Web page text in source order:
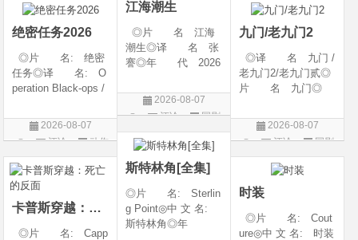
幻 / 悬疑◎语
言 英语◎上映日
江海潮生
◎片 名 江海
潮生◎译 名 张
謇◎年 代 2026
陆◎类 别 传记
/ 历史 / 古装◎语
上映日期 2026-07-
20(中国大陆)◎
2026-08-07
评论
国剧
爱情◎语 言 汉
语普通话◎上映日期
绝密任务2026
◎片 名: 绝密
任务◎译 名: O
peration Black-ops /
&amp;middot;绝密任
务◎年 代: 202
大陆◎类 别:
动作 / 战争 / 犯
2026-08-07
评论
动作
片
九门/老九门2
◎译 名 九门 /
老九门2/老九门贰◎
片 名 九门◎
产 地 中国大陆
◎类 别 剧情 /
言 汉语普通话◎上
映日期 2026-07
2026-08-07
评论
国剧
斯特林角[全集]
◎片 名: Sterlin
g Point◎中 文 名:
斯特林角◎年
卡普斯穿越：死亡的反面
◎片 名: Capp
时装
◎片 名: Cout
ure◎中 文 名: 时装